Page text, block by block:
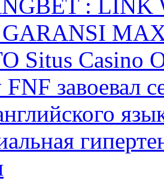
: LINK
Situs Casino
завоевал